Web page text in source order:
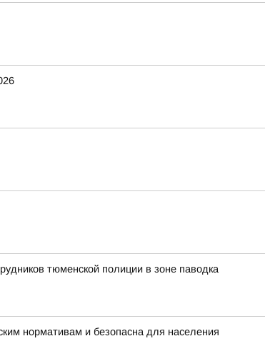
тюменской полиции в зоне паводка
нормативам и безопасна для населения